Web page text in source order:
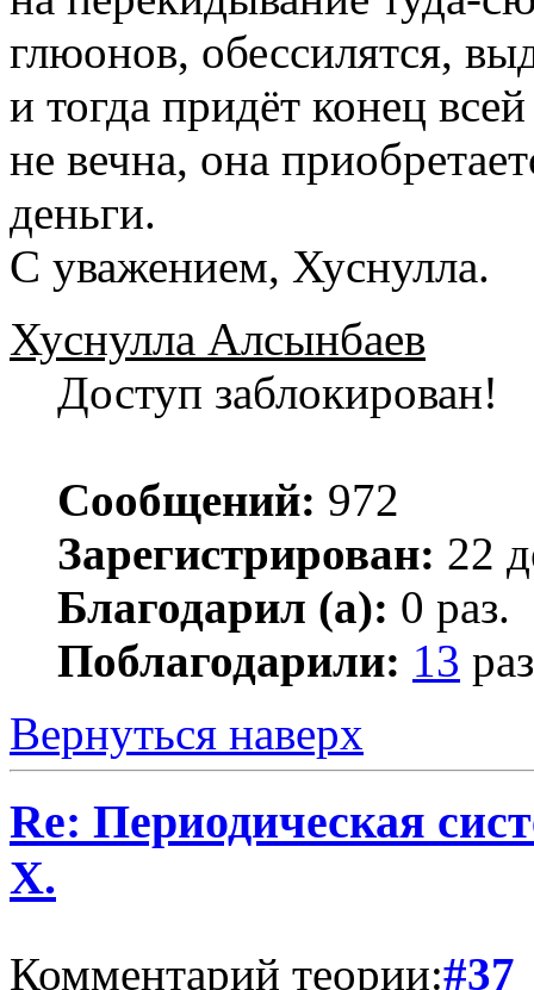
глюонов, обессилятся,
и тогда придёт конец
не вечна, она
деньги.
С уважением, Хуснулла.
Хуснулла Алсынбаев
Доступ заблокирован!
Сообщений: 972
Зарегистрирован: 22
Благодарил (а): 0 раз.
Поблагодарили: 13
Вернуться наверх
Re: Периодическая
Х.
Комментарий теории:#37